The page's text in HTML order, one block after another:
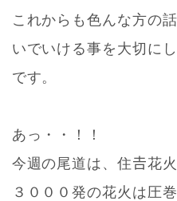
これからも色んな方の
いでいける事を大切に
です。
あっ・・！！
今週の尾道は、住𠮷花
３０００発の花火は圧